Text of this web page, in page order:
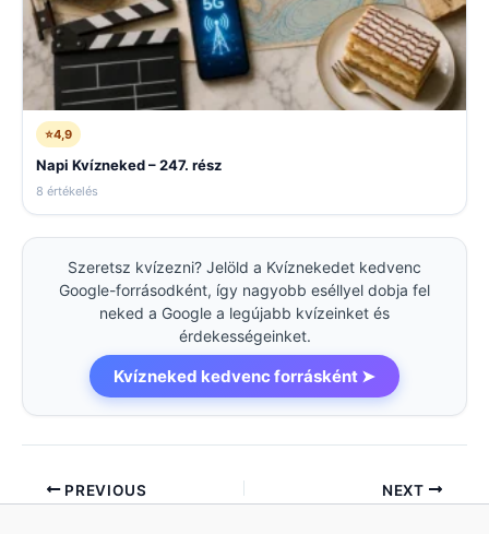
⭐4,9
Napi Kvízneked – 247. rész
8 értékelés
Szeretsz kvízezni? Jelöld a Kvíznekedet kedvenc
Google-forrásodként, így nagyobb eséllyel dobja fel
neked a Google a legújabb kvízeinket és
érdekességeinket.
Kvízneked kedvenc forrásként ➤
PREVIOUS NEXT